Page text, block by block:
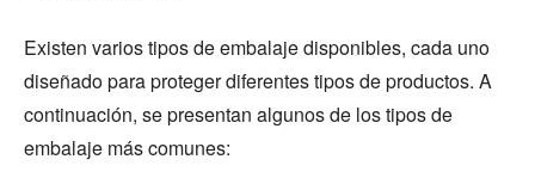
Existen varios tipos de embalaje disponibles, cada uno
diseñado para proteger diferentes tipos de productos. A
continuación, se presentan algunos de los tipos de
embalaje más comunes: